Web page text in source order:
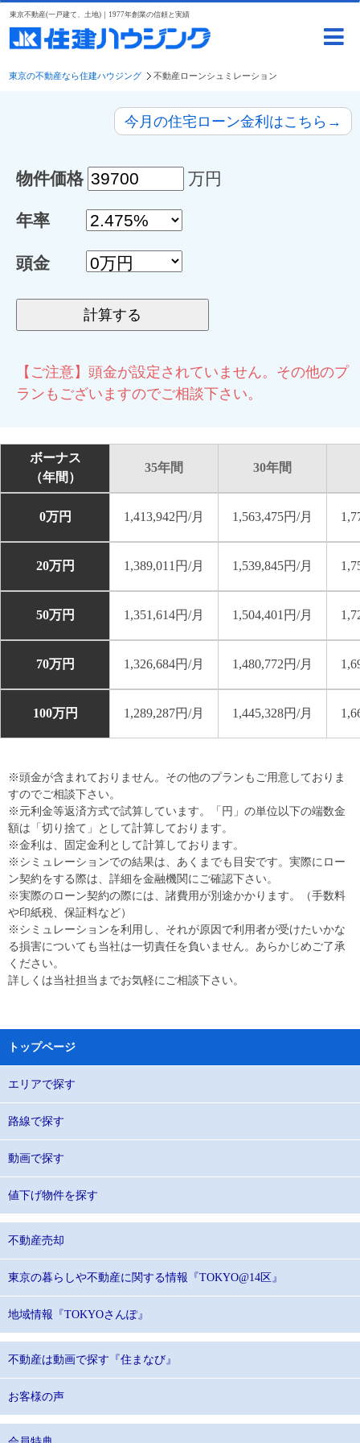
東京不動産(一戸建て、土地)｜1977年創業の信頼と実績
東京の不動産なら住建ハウジング 不動産ローンシュミレーション
今月の住宅ローン金利はこちら→
物件価格 万円
年率
頭金
【ご注意】頭金が設定されていません。その他のプ
ランもございますのでご相談下さい。
ボーナス
（年間）
35年間 30年間
0万円 1,413,942円/月 1,563,475円/月
20万円 1,389,011円/月 1,539,845円/月
50万円 1,351,614円/月 1,504,401円/月
70万円 1,326,684円/月 1,480,772円/月
100万円 1,289,287円/月 1,445,328円/月
※頭金が含まれておりません。その他のプランもご用意しておりま
すのでご相談下さい。
※元利金等返済方式で試算しています。「円」の単位以下の端数金
額は「切り捨て」として計算しております。
※金利は、固定金利として計算しております。
※シミュレーションでの結果は、あくまでも目安です。実際にロー
ン契約をする際は、詳細を金融機関にご確認下さい。
※実際のローン契約の際には、諸費用が別途かかります。（手数料
や印紙税、保証料など）
※シミュレーションを利用し、それが原因で利用者が受けたいかな
る損害についても当社は一切責任を負いません。あらかじめご了承
ください。
詳しくは当社担当までお気軽にご相談下さい。
トップページ
エリアで探す
路線で探す
動画で探す
値下げ物件を探す
不動産売却
東京の暮らしや不動産に関する情報『TOKYO@14区』
地域情報『TOKYOさんぽ』
不動産は動画で探す『住まなび』
お客様の声